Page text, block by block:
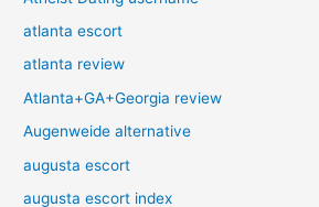
atlanta escort
atlanta review
Atlanta+GA+Georgia review
Augenweide alternative
augusta escort
augusta escort index